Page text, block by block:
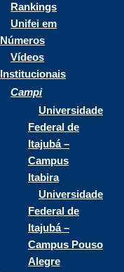
Rankings
Unifei em
Números
Vídeos
Institucionais
Campi
Universidade
Federal de
Itajubá –
Campus
Itabira
Universidade
Federal de
Itajubá –
Campus Pouso
Alegre